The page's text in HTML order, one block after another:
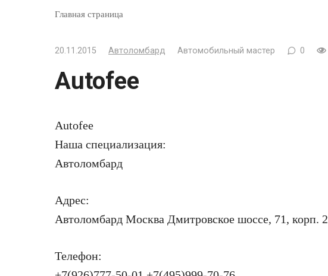
Главная страница
20.11.2015 Автоломбард Автомобильный мастер 0
Autofee
Autofee
Наша специализация:
Автоломбард
Адрес:
Автоломбард Москва Дмитровское шоссе, 71, корп. 2
Телефон: